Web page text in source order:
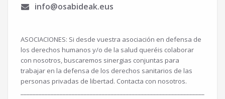
info@osabideak.eus
ASOCIACIONES: Si desde vuestra asociación en defensa de
los derechos humanos y/o de la salud queréis colaborar
con nosotros, buscaremos sinergias conjuntas para
trabajar en la defensa de los derechos sanitarios de las
personas privadas de libertad. Contacta con nosotros.